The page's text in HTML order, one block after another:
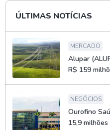
ÚLTIMAS NOTÍCIAS
MERCADO
Alupar
R$ 159
NEGÓCIOS
Ourofino
15,9